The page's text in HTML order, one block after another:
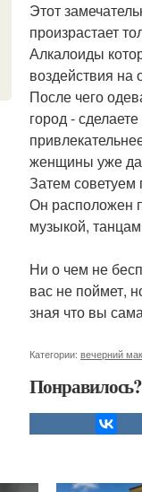
Этот
произрастает
Алкалоиды
воздействия на
После чего
город -
женщины уже
Затем советуем
Он расположен
музыкой,
Ни о чем не
вас не поймет,
зная что вы
Категории: вечерний